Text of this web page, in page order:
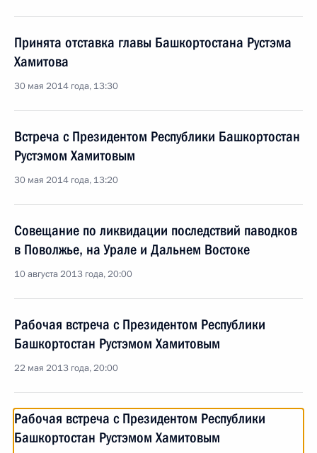
Принята отставка главы Башкортостана Рустэма
Хамитова
30 мая 2014 года, 13:30
Встреча с Президентом Республики Башкортостан
Рустэмом Хамитовым
30 мая 2014 года, 13:20
Совещание по ликвидации последствий паводков
в Поволжье, на Урале и Дальнем Востоке
10 августа 2013 года, 20:00
Рабочая встреча с Президентом Республики
Башкортостан Рустэмом Хамитовым
22 мая 2013 года, 20:00
Рабочая встреча с Президентом Республики
Башкортостан Рустэмом Хамитовым